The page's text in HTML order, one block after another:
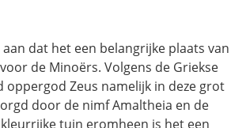
dat het een belangrijke plaats van
de Minoërs. Volgens de Griekse
oppergod Zeus namelijk in deze grot
door de nimf Amaltheia en de
tuin eromheen is het een